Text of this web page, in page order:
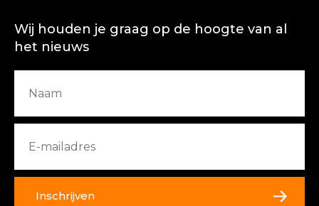
Wij houden je graag op de hoogte van al
het nieuws
Inschrijven